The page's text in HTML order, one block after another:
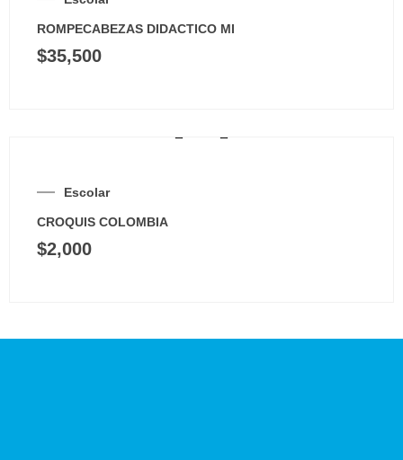
ROMPECABEZAS DIDACTICO MI
$35,500
Escolar
CROQUIS COLOMBIA
$2,000